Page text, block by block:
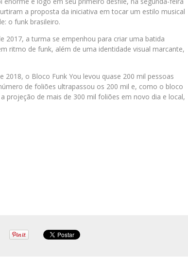
a proposta da iniciativa em tocar um estilo musical
o funk brasileiro.
a turma se empenhou para criar uma batida
ritmo de funk, além de uma identidade visual marcante,
2018, o Bloco Funk You levou quase 200 mil pessoas
de foliões ultrapassou os 200 mil e, como o bloco
projeção de mais de 300 mil foliões em novo dia e local,